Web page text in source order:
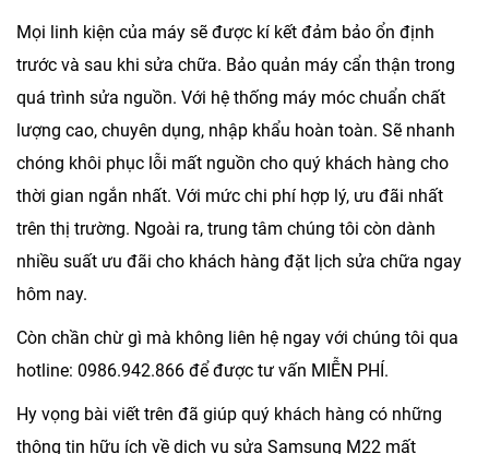
Mọi linh kiện của máy sẽ được kí kết đảm bảo ổn định
trước và sau khi sửa chữa. Bảo quản máy cẩn thận trong
quá trình sửa nguồn. Với hệ thống máy móc chuẩn chất
lượng cao, chuyên dụng, nhập khẩu hoàn toàn. Sẽ nhanh
chóng khôi phục lỗi mất nguồn cho quý khách hàng cho
thời gian ngắn nhất. Với mức chi phí hợp lý, ưu đãi nhất
trên thị trường. Ngoài ra, trung tâm chúng tôi còn dành
nhiều suất ưu đãi cho khách hàng đặt lịch sửa chữa ngay
hôm nay.
Còn chần chừ gì mà không liên hệ ngay với chúng tôi qua
hotline: 0986.942.866 để được tư vấn MIỄN PHÍ.
Hy vọng bài viết trên đã giúp quý khách hàng có những
thông tin hữu ích về dịch vụ sửa Samsung M22 mất